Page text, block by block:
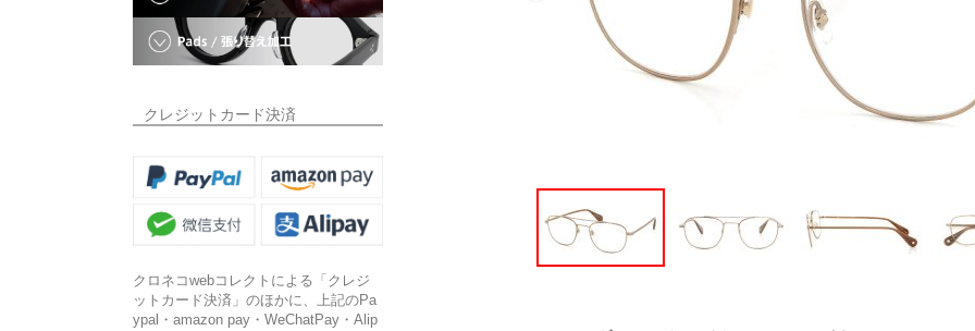
クレジットカード決済
クロネコwebコレクトによる「クレジ
ットカード決済」のほかに、上記のPa
ypal・amazon pay・WeChatPay・Alip